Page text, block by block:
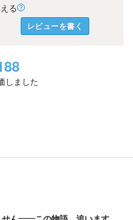
る
レビューを書く
しました